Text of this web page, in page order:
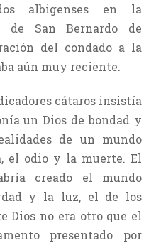
albigenses en la
de San Bernardo de
del condado a la
aún muy reciente.
cátaros insistía
un Dios de bondad y
de un mundo
el odio y la muerte. El
creado el mundo
y la luz, el de los
Dios no era otro que el
presentado por